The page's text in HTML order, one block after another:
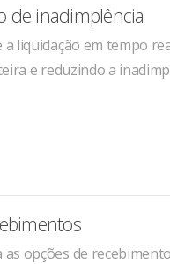
de inadimplência
liquidação em tempo
e reduzindo a
as opções de